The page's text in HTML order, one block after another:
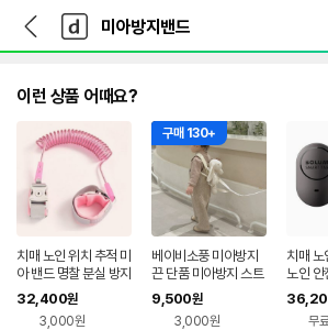
다
나
와
가
다
와
인
이런 상품 어때요?
치매 노인 위치 추적 미
아 밴드 명찰 분실 방지
강아지 위치추적
32,400원
3,000원
구매 130+
베이비소풍 미아방지
끈 단품 미아방지 스트
랩 밴드 고리 유아 하네
스
9,500원
3,000원
치매 노
노인 안
여행 실
품 밴드
무료